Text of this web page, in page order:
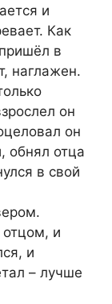
и
Как
в
наглажен.
он
он
обнял отца
в свой
и
и
– лучше